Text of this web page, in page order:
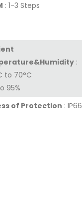
: 1-3 Steps
:
to 70°C
95%
of Protection : IP66